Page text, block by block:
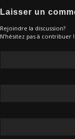
Laisser un
Rejoindre la discussion?
N’hésitez pas à contribuer !